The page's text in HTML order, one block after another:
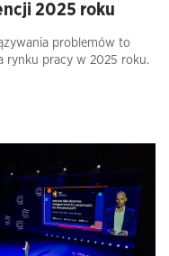
2025 roku
problemów to
rynku pracy w 2025 roku.